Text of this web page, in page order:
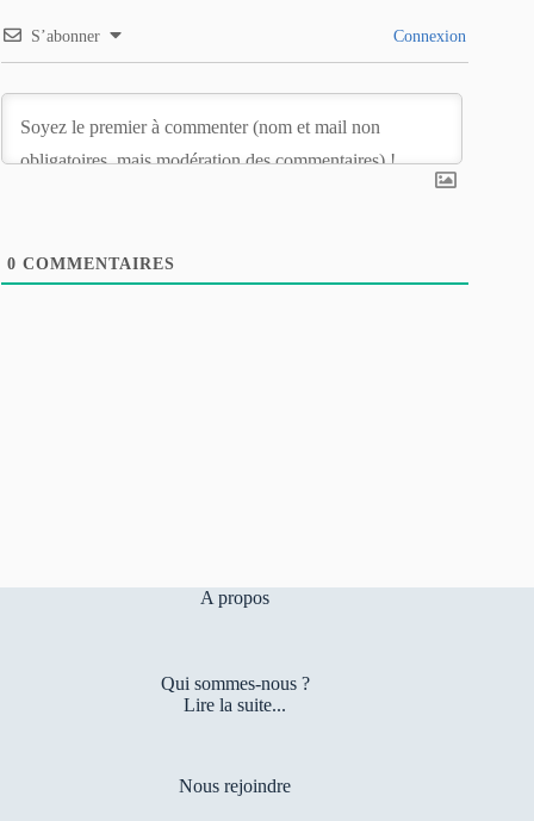
S’abonner Connexion
0 COMMENTAIRES
A propos
Qui sommes-nous ?
Lire la suite...
Nous rejoindre